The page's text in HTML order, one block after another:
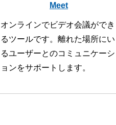
Meet
オンラインでビデオ会議ができ
るツールです。離れた場所にい
るユーザーとのコミュニケーシ
ョンをサポートします。